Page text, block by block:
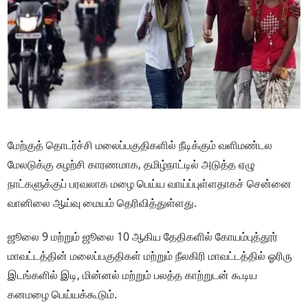
மேற்குத் தொடர்ச்சி மலைப்பகுதிகளில் நீடிக்கும் வளிமண்டல
மேலடுக்கு சுழற்சி காரணமாக, தமிழ்நாட்டில் அடுத்த ஏழு
நாட்களுக்குப் பரவலாக மழை பெய்ய வாய்ப்புள்ளதாகச் சென்னை
வானிலை ஆய்வு மையம் தெரிவித்துள்ளது.
ஜூலை 9 மற்றும் ஜூலை 10 ஆகிய தேதிகளில் கோயம்புத்தூர்
மாவட்டத்தின் மலைப்பகுதிகள் மற்றும் நீலகிரி மாவட்டத்தில் ஓரிரு
இடங்களில் இடி, மின்னல் மற்றும் பலத்த காற்றுடன் கூடிய
கனமழை பெய்யக்கூடும்.